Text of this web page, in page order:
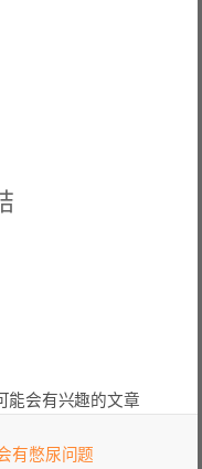
能会有兴趣的文章
有憋尿问题